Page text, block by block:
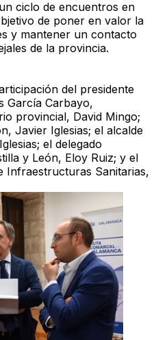
ciclo de encuentros en
de poner en valor la
y mantener un contacto
de la provincia.
del presidente
García Carbayo,
provincial, David Mingo;
Javier Iglesias; el alcalde
el delegado
y León, Eloy Ruiz; y el
Infraestructuras Sanitarias,